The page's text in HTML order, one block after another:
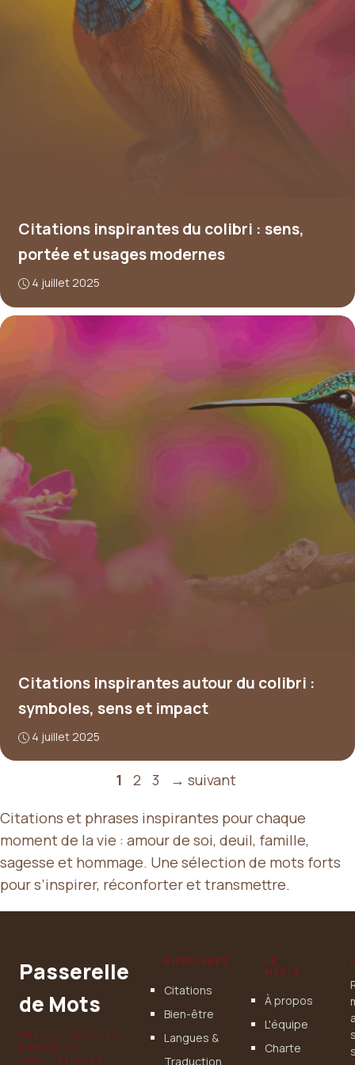
Citations inspirantes du colibri : sens,
portée et usages modernes
4 juillet 2025
Citations inspirantes autour du colibri :
symboles, sens et impact
4 juillet 2025
Page
1 Page
2 Page
3 → suivant
Citations et phrases inspirantes pour chaque
moment de la vie : amour de soi, deuil, famille,
sagesse et hommage. Une sélection de mots forts
pour s’inspirer, réconforter et transmettre.
Passerelle
de Mots
FRANCHISSEZ LES
BARRIÈRES
LINGUISTIQUES
RUBRIQUES
Citations
Bien-être
Langues &
Traduction
LE
MÉDIA
À propos
L'équipe
Charte